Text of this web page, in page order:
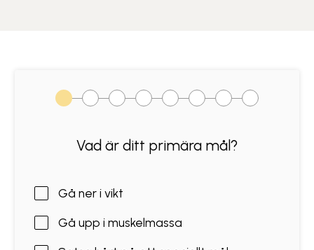
Vad är ditt primära mål?
Gå ner i vikt
Gå upp i muskelmassa